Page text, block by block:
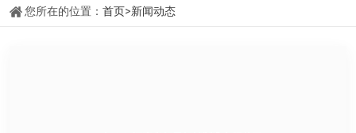
您所在的位置： 首页>新闻动态